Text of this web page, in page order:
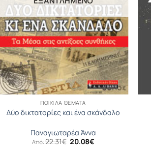
ΠΟΙΚΊΛΑ ΘΈΜΑΤΑ
Δύο δικτατορίες και ένα σκάνδαλο
Παναγιωταρέα Άννα
Από:22.31€ Original
price
20.08€